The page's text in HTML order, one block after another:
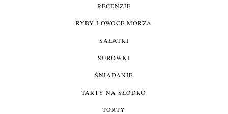
RECENZJE
RYBY I OWOCE MORZA
SAŁATKI
SURÓWKI
ŚNIADANIE
TARTY NA SŁODKO
TORTY